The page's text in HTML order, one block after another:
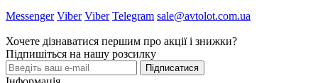
Messenger Viber Viber Telegram sale@avtolot.com.ua
Хочете дізнаватися першим про акції і знижки?
Підпишіться на нашу розсилку
Підписатися